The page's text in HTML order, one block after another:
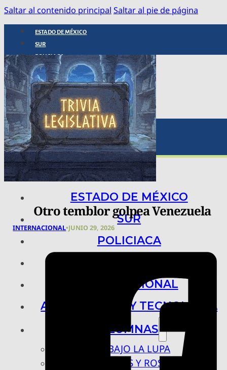
Saltar al contenido principal Saltar al pie de página
ESTADO DE MÉXICO
SUR
POLICIACA
NACIONAL
INTERNACIONAL
ARTE, CIENCIA Y TECNOLOGÍA
COLUMNAS
BAJO LA LUPA
RASTROS Y ROSTROS
VÍNCULOS ANIMALES
ESTADO DE MÉXICO
SUR
POLICIACA
INTERNACIONAL
ARTE, CIENCIA Y TECNOLOGÍA
COLUMNAS
BAJO LA LUPA
RASTROS Y ROSTROS
Otro temblor golpea Venezuela
INTERNACIONAL•JUNIO 29, 2026